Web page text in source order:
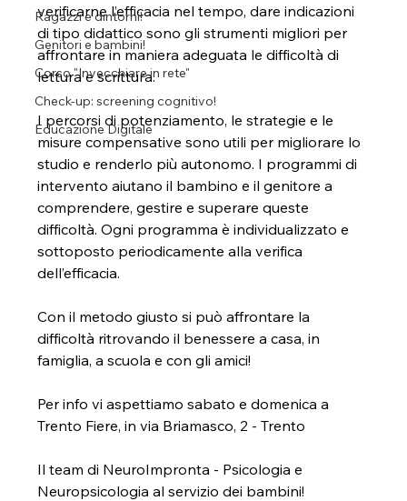
Ragazzi e dintorni!
Genitori e bambini!
Corso "Invecchiare in rete"
Check-up: screening cognitivo!
Educazione Digitale
verificarne l’efficacia nel tempo, dare indicazioni
di tipo didattico sono gli strumenti migliori per
affrontare in maniera adeguata le difficoltà di
lettura e scrittura.
I percorsi di potenziamento, le strategie e le
misure compensative sono utili per migliorare lo
studio e renderlo più autonomo. I programmi di
intervento aiutano il bambino e il genitore a
comprendere, gestire e superare queste
difficoltà. Ogni programma è individualizzato e
sottoposto periodicamente alla verifica
dell’efficacia.
Con il metodo giusto si può affrontare la
difficoltà ritrovando il benessere a casa, in
famiglia, a scuola e con gli amici!
Per info vi aspettiamo sabato e domenica a
Trento Fiere, in via Briamasco, 2 - Trento
Il team di NeuroImpronta - Psicologia e
Neuropsicologia al servizio dei bambini!